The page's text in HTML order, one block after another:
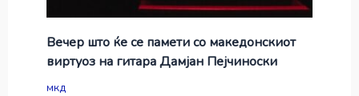
Вечер што ќе се памети со македонскиот
виртуоз на гитара Дамјан Пејчиноски
мкд